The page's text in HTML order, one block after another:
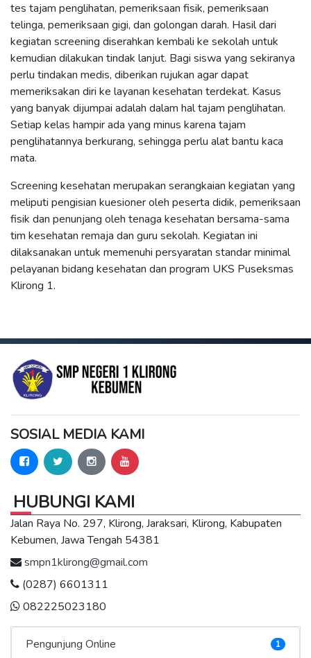
tes tajam penglihatan, pemeriksaan fisik, pemeriksaan
telinga, pemeriksaan gigi, dan golongan darah. Hasil dari
kegiatan screening diserahkan kembali ke sekolah untuk
kemudian dilakukan tindak lanjut. Bagi siswa yang sekiranya
perlu tindakan medis, diberikan rujukan agar dapat
memeriksakan diri ke layanan kesehatan terdekat. Kasus
yang banyak dijumpai adalah dalam hal tajam penglihatan.
Setiap kelas hampir ada yang minus karena tajam
penglihatannya berkurang, sehingga perlu alat bantu kaca
mata.
Screening kesehatan merupakan serangkaian kegiatan yang
meliputi pengisian kuesioner oleh peserta didik, pemeriksaan
fisik dan penunjang oleh tenaga kesehatan bersama-sama
tim kesehatan remaja dan guru sekolah. Kegiatan ini
dilaksanakan untuk memenuhi persyaratan standar minimal
pelayanan bidang kesehatan dan program UKS Puseksmas
Klirong 1.
SOSIAL MEDIA KAMI
HUBUNGI KAMI
Jalan Raya No. 297, Klirong, Jaraksari, Klirong, Kabupaten
Kebumen, Jawa Tengah 54381
smpn1klirong@gmail.com
(0287) 6601311
082225023180
Pengunjung Online 1